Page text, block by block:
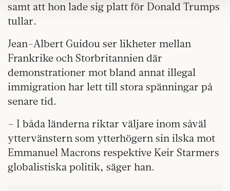
Om du vill läsa mer om hur vi hanterar personuppgifter
kan du göra det
samt att hon lade sig platt för Donald Trumps
tullar.
Jean-Albert Guidou ser likheter mellan
Frankrike och Storbritannien där
demonstrationer mot bland annat illegal
immigration har lett till stora spänningar på
senare tid.
– I båda länderna riktar väljare inom såväl
yttervänstern som ytterhögern sin ilska mot
Emmanuel Macrons respektive Keir Starmers
globalistiska politik, säger han.